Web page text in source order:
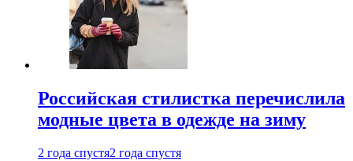
Российская стилистка перечислила
модные цвета в одежде на зиму
2 года спустя2 года спустя